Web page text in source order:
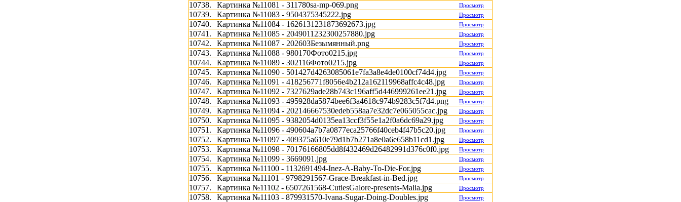
10738. Картинка №11081 - 311780sa-mp-069.png Просмотр
10739. Картинка №11083 - 9504375345222.jpg Просмотр
10740. Картинка №11084 - 1626131231873692673.jpg Просмотр
10741. Картинка №11085 - 2049011232300257880.jpg Просмотр
10742. Картинка №11087 - 202603Безымянный.png Просмотр
10743. Картинка №11088 - 980170Фото0215.jpg Просмотр
10744. Картинка №11089 - 302116Фото0215.jpg Просмотр
10745. Картинка №11090 - 501427d4263085061e7fa3a8e4de0100cf74d4.jpg Просмотр
10746. Картинка №11091 - 418256771f8056e4b212a162119968affc4c48.jpg Просмотр
10747. Картинка №11092 - 7327629ade28b743c196aff5d446999261ee21.jpg Просмотр
10748. Картинка №11093 - 495928da5874bee6f3a4618c974b9283c5f7d4.png Просмотр
10749. Картинка №11094 - 202146667530edeb558aa7e32dc7e065055cac.jpg Просмотр
10750. Картинка №11095 - 9382054d0135ea13ccf3f55e1a2f0a6dc69a29.jpg Просмотр
10751. Картинка №11096 - 490604a7b7a0877eca25766f40ceb4f47b5c20.jpg Просмотр
10752. Картинка №11097 - 409375a610e79d1b7b271a8e0a6e658b11cd1.jpg Просмотр
10753. Картинка №11098 - 70176166805dd8f432469d26482991d376c0f0.jpg Просмотр
10754. Картинка №11099 - 3669091.jpg Просмотр
10755. Картинка №11100 - 1132691494-Inez-A-Baby-To-Die-For.jpg Просмотр
10756. Картинка №11101 - 9798291567-Grace-Breakfast-in-Bed.jpg Просмотр
10757. Картинка №11102 - 6507261568-CutiesGalore-presents-Malia.jpg Просмотр
10758. Картинка №11103 - 879931570-Ivana-Sugar-Doing-Doubles.jpg Просмотр